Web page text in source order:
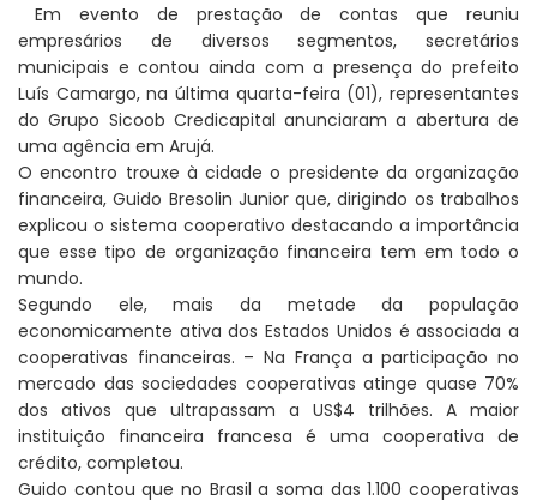
Em evento de prestação de contas que reuniu
empresários de diversos segmentos, secretários
municipais e contou ainda com a presença do prefeito
Luís Camargo, na última quarta-feira (01), representantes
do Grupo Sicoob Credicapital anunciaram a abertura de
uma agência em Arujá.
O encontro trouxe à cidade o presidente da organização
financeira, Guido Bresolin Junior que, dirigindo os trabalhos
explicou o sistema cooperativo destacando a importância
que esse tipo de organização financeira tem em todo o
mundo.
Segundo ele, mais da metade da população
economicamente ativa dos Estados Unidos é associada a
cooperativas financeiras. – Na França a participação no
mercado das sociedades cooperativas atinge quase 70%
dos ativos que ultrapassam a US$4 trilhões. A maior
instituição financeira francesa é uma cooperativa de
crédito, completou.
Guido contou que no Brasil a soma das 1.100 cooperativas